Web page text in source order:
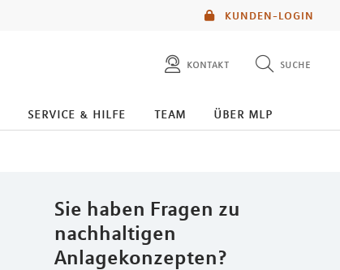
KUNDEN-LOGIN
kontakt suche
diese website durchsuchen
service & hilfe team über mlp
Sie haben Fragen zu
nachhaltigen
Anlagekonzepten?